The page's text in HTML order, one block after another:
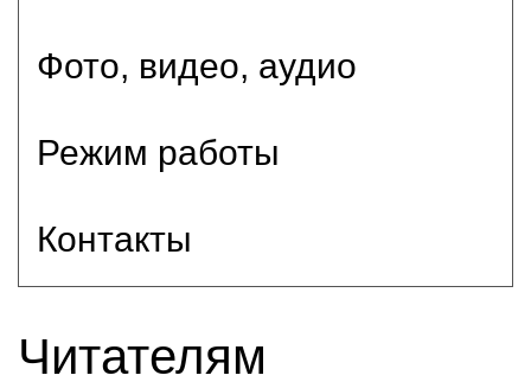
Фото, видео, аудио
Режим работы
Контакты
Читателям